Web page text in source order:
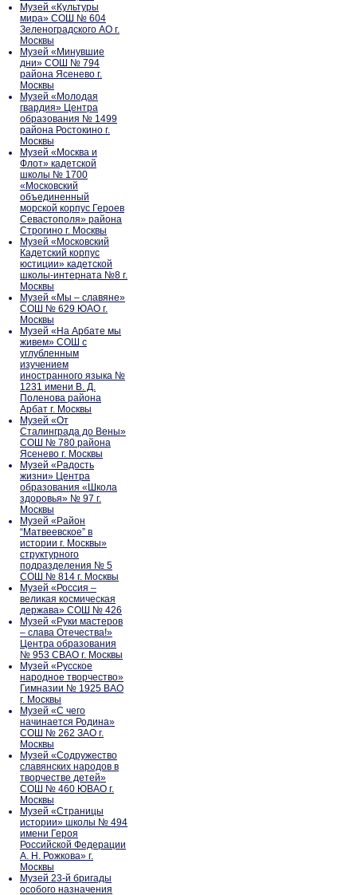
Музей «Культуры
мира» СОШ № 604
Зеленоградского АО г.
Москвы
Музей «Минувшие
дни» СОШ № 794
района Ясенево г.
Москвы
Музей «Молодая
гвардия» Центра
образования № 1499
района Ростокино г.
Москвы
Музей «Москва и
Флот» кадетской
школы № 1700
«Московский
объединенный
морской корпус Героев
Севастополя» района
Строгино г. Москвы
Музей «Московский
Кадетский корпус
юстиции» кадетской
школы-интерната №8 г.
Москвы
Музей «Мы – славяне»
СОШ № 629 ЮАО г.
Москвы
Музей «На Арбате мы
живем» СОШ с
углубленным
изучением
иностранного языка №
1231 имени В. Д.
Поленова района
Арбат г. Москвы
Музей «От
Сталинграда до Вены»
СОШ № 780 района
Ясенево г. Москвы
Музей «Радость
жизни» Центра
образования «Школа
здоровья» № 97 г.
Москвы
Музей «Район
“Матвеевское” в
истории г. Москвы»
структурного
подразделения № 5
СОШ № 814 г. Москвы
Музей «Россия –
великая космическая
держава» СОШ № 426
Музей «Руки мастеров
– слава Отечества!»
Центра образования
№ 953 СВАО г. Москвы
Музей «Русское
народное творчество»
Гимназии № 1925 ВАО
г. Москвы
Музей «С чего
начинается Родина»
СОШ № 262 ЗАО г.
Москвы
Музей «Содружество
славянских народов в
творчестве детей»
СОШ № 460 ЮВАО г.
Москвы
Музей «Страницы
истории» школы № 494
имени Героя
Российской Федерации
А. Н. Рожкова» г.
Москвы
Музей 23-й бригады
особого назначения